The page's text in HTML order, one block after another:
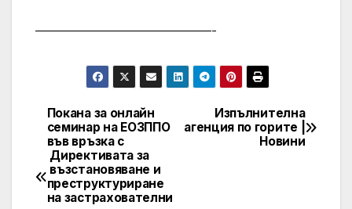
——————————————-
Post
navigation
Изпълнителна
агенция по горите |
Новини
Покана за онлайн
семинар на ЕОЗППО
във връзка с
Директивата за
възстановяване и
преструктуриране
на застрахователни